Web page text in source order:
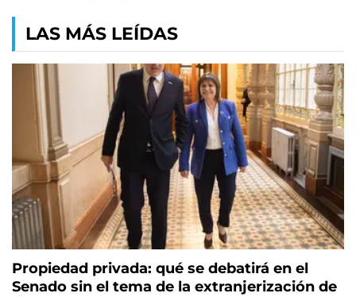
LAS MÁS LEÍDAS
Propiedad privada: qué se debatirá en el
Senado sin el tema de la extranjerización de